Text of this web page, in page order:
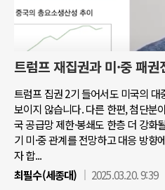
트럼프 재집권과 미·중 패권
트럼프 집권 2기 들어서도 미국의
보이지 않습니다. 다른 한편, 첨단분
국 공급망 제한·봉쇄도 한층 더 강화
기 미·중 관계를 전망하고 대응 방향
자 합...
최필수(세종대)
2025.03.20. 9:39